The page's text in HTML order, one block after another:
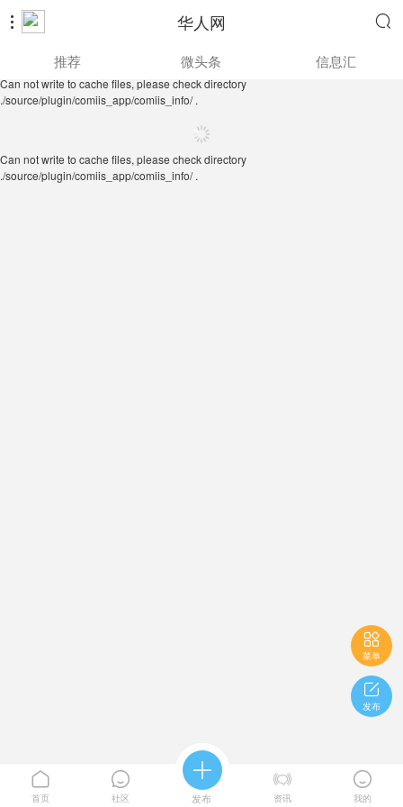
 华人网 
./source/plugin/comiis_app/comiis_info/ .
推荐 微头条 信息汇
Can not write to cache files, please check directory
./source/plugin/comiis_app/comiis_info/ .

菜单

发布

首页

社区

发布

资讯

我的
Can not write to cache files, please check directory
./source/plugin/comiis_app/comiis_info/ .